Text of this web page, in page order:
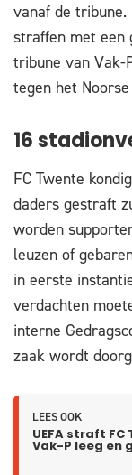
vanaf de tribune.
straffen met een
tribune van Vak-
tegen het
16
FC Twente
daders gestraft
worden
leuzen of
in eerste
verdachten
interne
zaak wordt
LEES OOK
UEFA straft FC
Vak-P leeg en